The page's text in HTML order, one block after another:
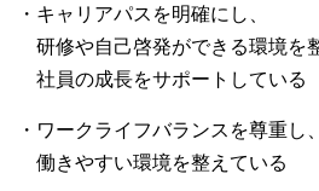
・キャリアパスを明確にし、
研修や自己啓発ができる環境を
社員の成長をサポートしている
・ワークライフバランスを尊重し、
働きやすい環境を整えている